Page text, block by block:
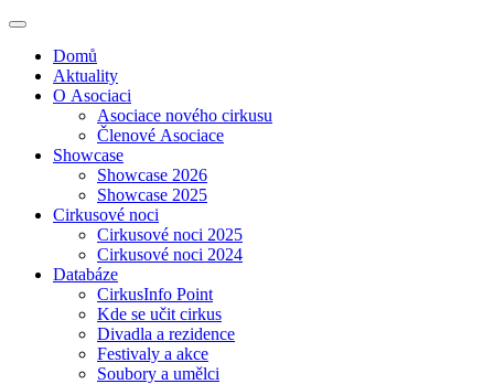
Domů
Aktuality
O Asociaci
Asociace nového cirkusu
Členové Asociace
Showcase
Showcase 2026
Showcase 2025
Cirkusové noci
Cirkusové noci 2025
Cirkusové noci 2024
Databáze
CirkusInfo Point
Kde se učit cirkus
Divadla a rezidence
Festivaly a akce
Soubory a umělci